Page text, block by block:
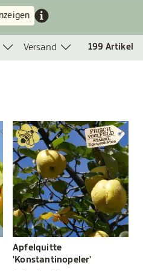
Versand 199 Artikel
Apfelquitte
'Konstantinopeler'